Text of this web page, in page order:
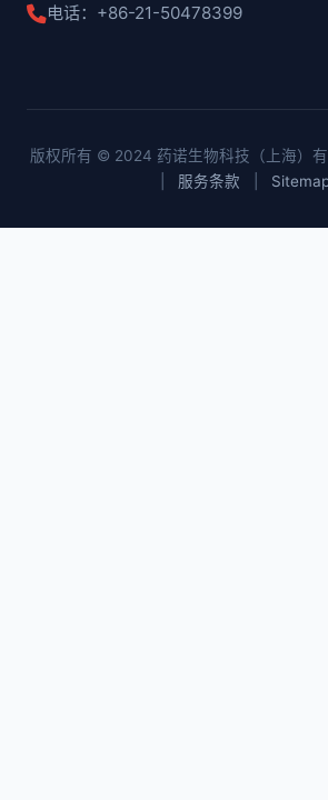
电话：+86-21-50478399
版权所有 © 2024 药诺生物科技（上海）有
服务条款